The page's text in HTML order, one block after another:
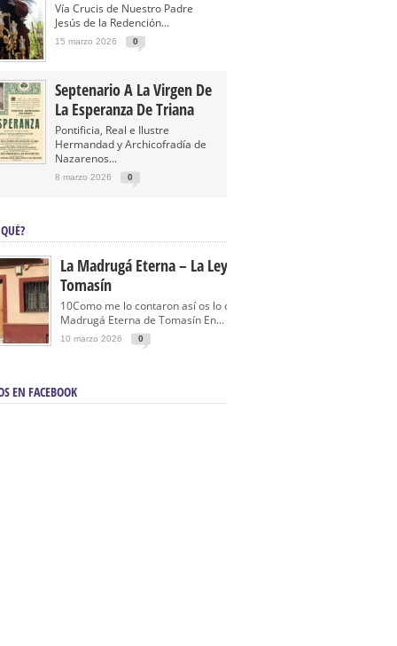
Vía Crucis de Nuestro Padre
Jesús de la Redención...
15 marzo 2026 0
Septenario A La Virgen De
La Esperanza De Triana
Pontificia, Real e Ilustre
Hermandad y Archicofradía de
Nazarenos...
8 marzo 2026 0
La Madrugá Eterna – La Leyenda De
Tomasín
10Como me lo contaron así os lo cuento… La
Madrugá Eterna de Tomasín En...
10 marzo 2026 0
EN FACEBOOK